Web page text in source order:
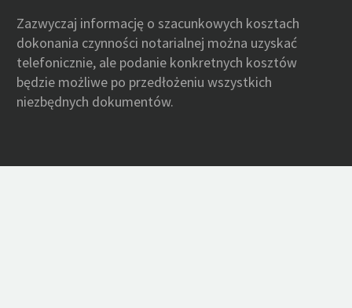
Zazwyczaj informację o szacunkowych kosztach
dokonania czynności notarialnej można uzyskać
telefonicznie, ale podanie konkretnych kosztów
będzie możliwe po przedłożeniu wszystkich
niezbędnych dokumentów.